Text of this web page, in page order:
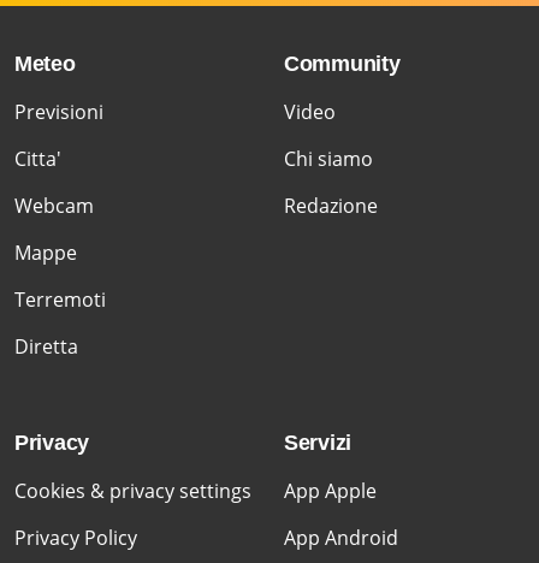
Meteo
Previsioni
Citta'
Webcam
Mappe
Terremoti
Diretta
Community
Video
Chi siamo
Redazione
Privacy
Cookies & privacy settings
Privacy Policy
Servizi
App Apple
App Android